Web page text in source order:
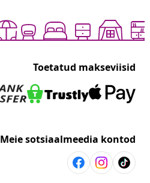
Toetatud makseviisid
Meie sotsiaalmeedia kontod